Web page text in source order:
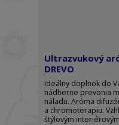
Ultrazvukový
DREVO
Ideálny doplnok do
nádherne prevonia
náladu. Aróma
a chromoterapiu.
štýlovým